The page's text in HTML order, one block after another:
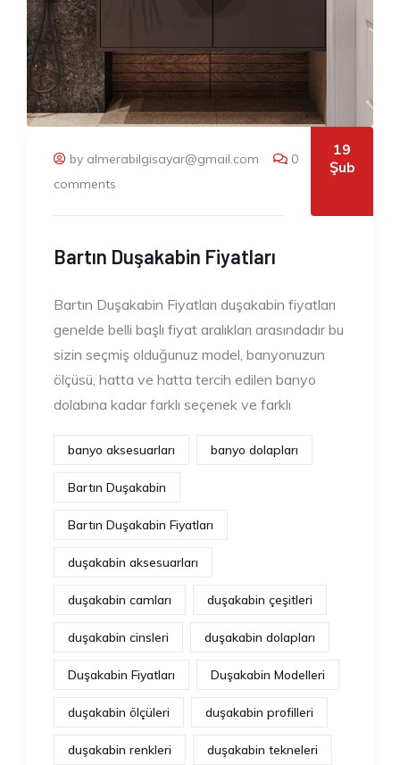
by almerabilgisayar@gmail.com
0
comments
19
Şub
Bartın Duşakabin Fiyatları
Bartın Duşakabin Fiyatları duşakabin fiyatları
genelde belli başlı fiyat aralıkları arasındadır bu
sizin seçmiş olduğunuz model, banyonuzun
ölçüsü, hatta ve hatta tercih edilen banyo
dolabına kadar farklı seçenek ve farklı
banyo aksesuarları banyo dolapları
Bartın Duşakabin
Bartın Duşakabin Fiyatları
duşakabin aksesuarları
duşakabin camları duşakabin çeşitleri
duşakabin cinsleri duşakabin dolapları
Duşakabin Fiyatları Duşakabin Modelleri
duşakabin ölçüleri duşakabin profilleri
duşakabin renkleri duşakabin tekneleri